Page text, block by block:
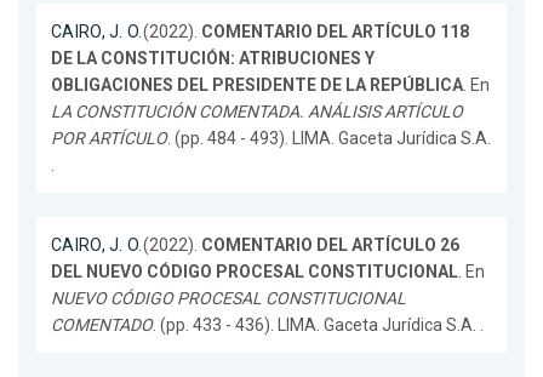
CAIRO, J. O.(2022). COMENTARIO DEL ARTÍCULO 118
DE LA CONSTITUCIÓN: ATRIBUCIONES Y
OBLIGACIONES DEL PRESIDENTE DE LA REPÚBLICA. En
LA CONSTITUCIÓN COMENTADA. ANÁLISIS ARTÍCULO
POR ARTÍCULO. (pp. 484 - 493). LIMA. Gaceta Jurídica S.A.
.
CAIRO, J. O.(2022). COMENTARIO DEL ARTÍCULO 26
DEL NUEVO CÓDIGO PROCESAL CONSTITUCIONAL. En
NUEVO CÓDIGO PROCESAL CONSTITUCIONAL
COMENTADO. (pp. 433 - 436). LIMA. Gaceta Jurídica S.A. .